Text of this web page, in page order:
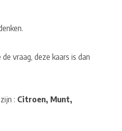
vraag, deze kaars is dan
: Citroen, Munt,